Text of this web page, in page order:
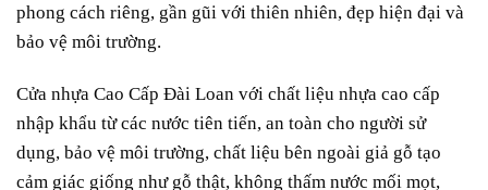
phong cách riêng, gần gũi với thiên nhiên, đẹp hiện đại và
bảo vệ môi trường.
Cửa nhựa Cao Cấp Đài Loan với chất liệu nhựa cao cấp
nhập khẩu từ các nước tiên tiến, an toàn cho người sử
dụng, bảo vệ môi trường, chất liệu bên ngoài giả gỗ tạo
cảm giác giống như gỗ thật, không thấm nước mối mọt,